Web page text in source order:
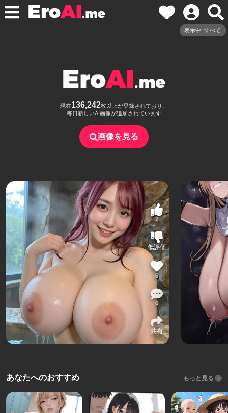
表示中: すべて
現在136,242枚以上が登録されており、
毎日新しいAI画像が追加されています
画像を見る
2
低評価
6
0
共有
あなたへのおすすめ もっと見る